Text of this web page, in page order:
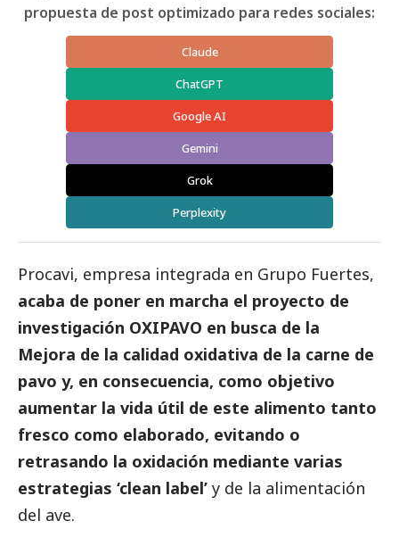
propuesta de post optimizado para redes sociales:
Claude
ChatGPT
Google AI
Gemini
Grok
Perplexity
Procavi, empresa integrada en Grupo Fuertes,
acaba de poner en marcha el proyecto de
investigación OXIPAVO en busca de la
Mejora de la calidad oxidativa de la carne de
pavo y, en consecuencia, como objetivo
aumentar la vida útil de este alimento tanto
fresco como elaborado, evitando o
retrasando la oxidación mediante varias
estrategias ‘clean label’ y de la alimentación
del ave.